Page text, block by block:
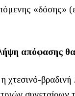
«δόσης»
απόφασης